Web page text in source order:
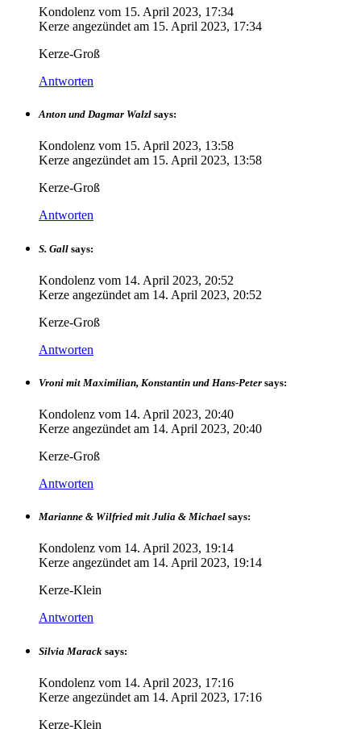
Kondolenz vom 15. April 2023, 17:34
Kerze angezündet am 15. April 2023, 17:34
Kerze-Groß
Antworten
Anton und Dagmar Walzl says:
Kondolenz vom 15. April 2023, 13:58
Kerze angezündet am 15. April 2023, 13:58
Kerze-Groß
Antworten
S. Gall says:
Kondolenz vom 14. April 2023, 20:52
Kerze angezündet am 14. April 2023, 20:52
Kerze-Groß
Antworten
Vroni mit Maximilian, Konstantin und Hans-Peter says:
Kondolenz vom 14. April 2023, 20:40
Kerze angezündet am 14. April 2023, 20:40
Kerze-Groß
Antworten
Marianne & Wilfried mit Julia & Michael says:
Kondolenz vom 14. April 2023, 19:14
Kerze angezündet am 14. April 2023, 19:14
Kerze-Klein
Antworten
Silvia Marack says:
Kondolenz vom 14. April 2023, 17:16
Kerze angezündet am 14. April 2023, 17:16
Kerze-Klein